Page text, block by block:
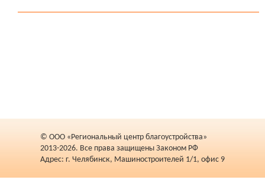
© ООО «Региональный центр благоустройства»
2013-2026. Все права защищены Законом РФ
Адрес: г. Челябинск, Машиностроителей 1/1, офис 9